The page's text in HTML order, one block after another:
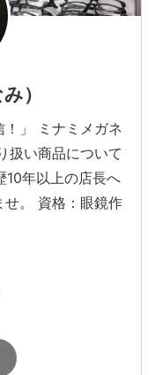
）
！」 ミナミメガネ
扱い商品について
10年以上の店長へ
せ。 資格：眼鏡作